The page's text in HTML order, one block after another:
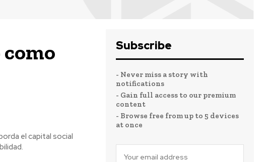
el capital social
Subscribe
- Never miss a story with
notifications
- Gain full access to our premium
content
- Browse free from up to 5 devices
at once